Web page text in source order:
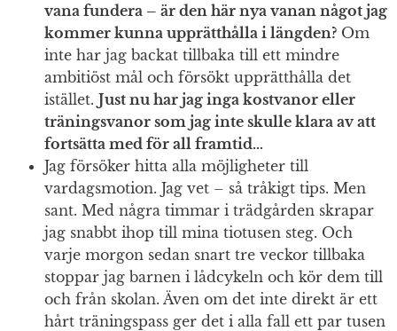
vana fundera – är den här nya vanan något jag
kommer kunna upprätthålla i längden? Om
inte har jag backat tillbaka till ett mindre
ambitiöst mål och försökt upprätthålla det
istället. Just nu har jag inga kostvanor eller
träningsvanor som jag inte skulle klara av att
fortsätta med för all framtid…
Jag försöker hitta alla möjligheter till
vardagsmotion. Jag vet – så tråkigt tips. Men
sant. Med några timmar i trädgården skrapar
jag snabbt ihop till mina tiotusen steg. Och
varje morgon sedan snart tre veckor tillbaka
stoppar jag barnen i lådcykeln och kör dem till
och från skolan. Även om det inte direkt är ett
hårt träningspass ger det i alla fall ett par tusen